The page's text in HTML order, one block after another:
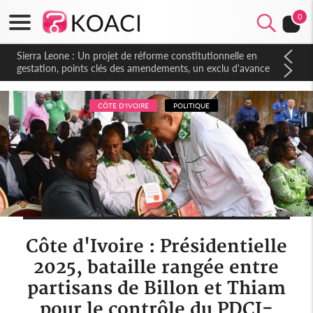
0
Sierra Leone : Un projet de réforme constitutionnelle en
gestation, points clés des amendements, un exclu d'avance
CÔTE D'IVOIRE POLITIQUE
Côte d'Ivoire : Présidentielle
2025, bataille rangée entre
partisans de Billon et Thiam